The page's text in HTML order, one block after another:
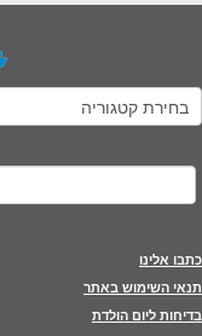
קטגוריות
חיפוש:
כתבו אלינו
תנאי השימוש באתר
בדיחות ליום הולדת